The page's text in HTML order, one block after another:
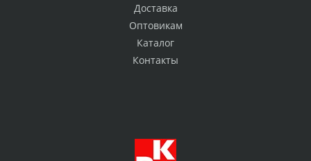
Доставка
Оптовикам
Каталог
Контакты